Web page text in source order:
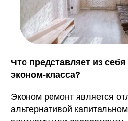
Что представляет из
эконом-класса?
Эконом ремонт является
альтернативой